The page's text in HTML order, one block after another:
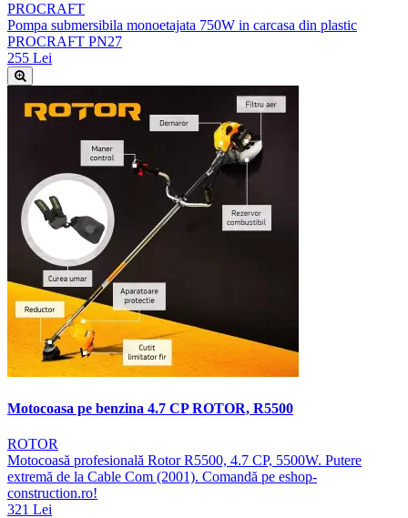
PROCRAFT
Pompa submersibila monoetajata 750W in carcasa din plastic
PROCRAFT PN27
255 Lei
Motocoasa pe benzina 4.7 CP ROTOR, R5500
ROTOR
Motocoasă profesională Rotor R5500, 4.7 CP, 5500W. Putere
extremă de la Cable Com (2001). Comandă pe eshop-
construction.ro!
321 Lei